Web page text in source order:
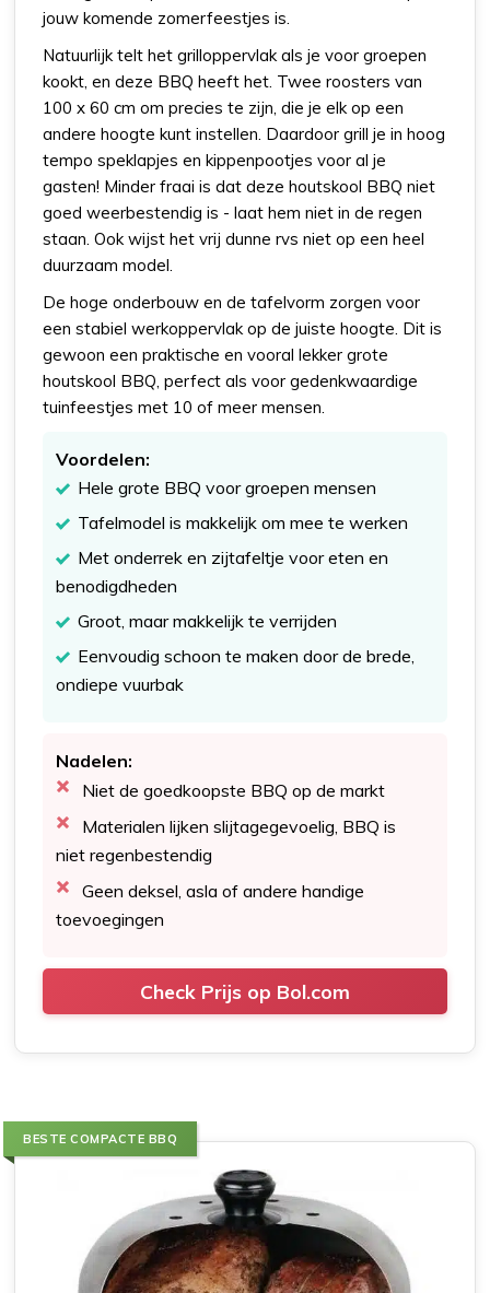
jouw komende zomerfeestjes is.
Natuurlijk telt het grilloppervlak als je voor groepen
kookt, en deze BBQ heeft het. Twee roosters van
100 x 60 cm om precies te zijn, die je elk op een
andere hoogte kunt instellen. Daardoor grill je in hoog
tempo speklapjes en kippenpootjes voor al je
gasten! Minder fraai is dat deze houtskool BBQ niet
goed weerbestendig is - laat hem niet in de regen
staan. Ook wijst het vrij dunne rvs niet op een heel
duurzaam model.
De hoge onderbouw en de tafelvorm zorgen voor
een stabiel werkoppervlak op de juiste hoogte. Dit is
gewoon een praktische en vooral lekker grote
houtskool BBQ, perfect als voor gedenkwaardige
tuinfeestjes met 10 of meer mensen.
Voordelen:
Hele grote BBQ voor groepen mensen
Tafelmodel is makkelijk om mee te werken
Met onderrek en zijtafeltje voor eten en
benodigdheden
Groot, maar makkelijk te verrijden
Eenvoudig schoon te maken door de brede,
ondiepe vuurbak
Nadelen:
Niet de goedkoopste BBQ op de markt
Materialen lijken slijtagegevoelig, BBQ is
niet regenbestendig
Geen deksel, asla of andere handige
toevoegingen
Check Prijs op Bol.com
BESTE COMPACTE BBQ